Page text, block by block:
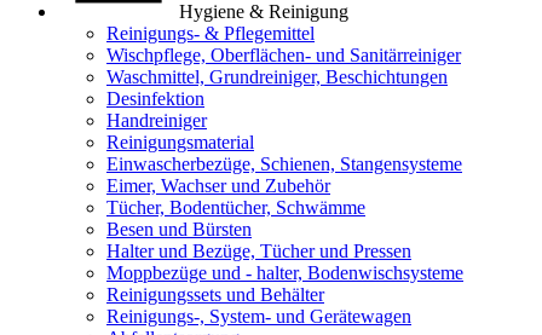
Hygiene & Reinigung
Reinigungs- & Pflegemittel
Wischpflege, Oberflächen- und Sanitärreiniger
Waschmittel, Grundreiniger, Beschichtungen
Desinfektion
Handreiniger
Reinigungsmaterial
Einwascherbezüge, Schienen, Stangensysteme
Eimer, Wachser und Zubehör
Tücher, Bodentücher, Schwämme
Besen und Bürsten
Halter und Bezüge, Tücher und Pressen
Moppbezüge und - halter, Bodenwischsysteme
Reinigungssets und Behälter
Reinigungs-, System- und Gerätewagen